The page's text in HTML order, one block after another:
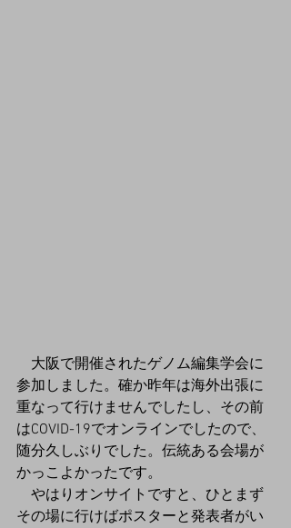
大阪で開催されたゲノム編集学会に
参加しました。確か昨年は海外出張に
重なって行けませんでしたし、その前
はCOVID-19でオンラインでしたので、
随分久しぶりでした。伝統ある会場が
かっこよかったです。
やはりオンサイトですと、ひとまず
その場に行けばポスターと発表者がい